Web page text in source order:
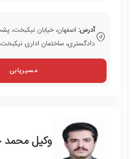
آدرس: اصفهان، خیابان نیکبخت،
دادگستری، ساختمان اداری نیکبخت، طبقه 6،
مسیریابی
وکیل